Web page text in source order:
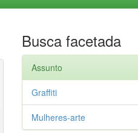
Busca facetada
Assunto
Graffiti
Mulheres-arte